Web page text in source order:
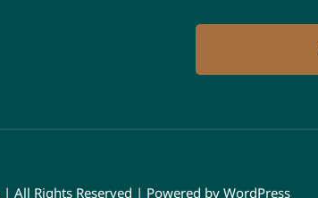
| All Rights Reserved | Powered by WordPress